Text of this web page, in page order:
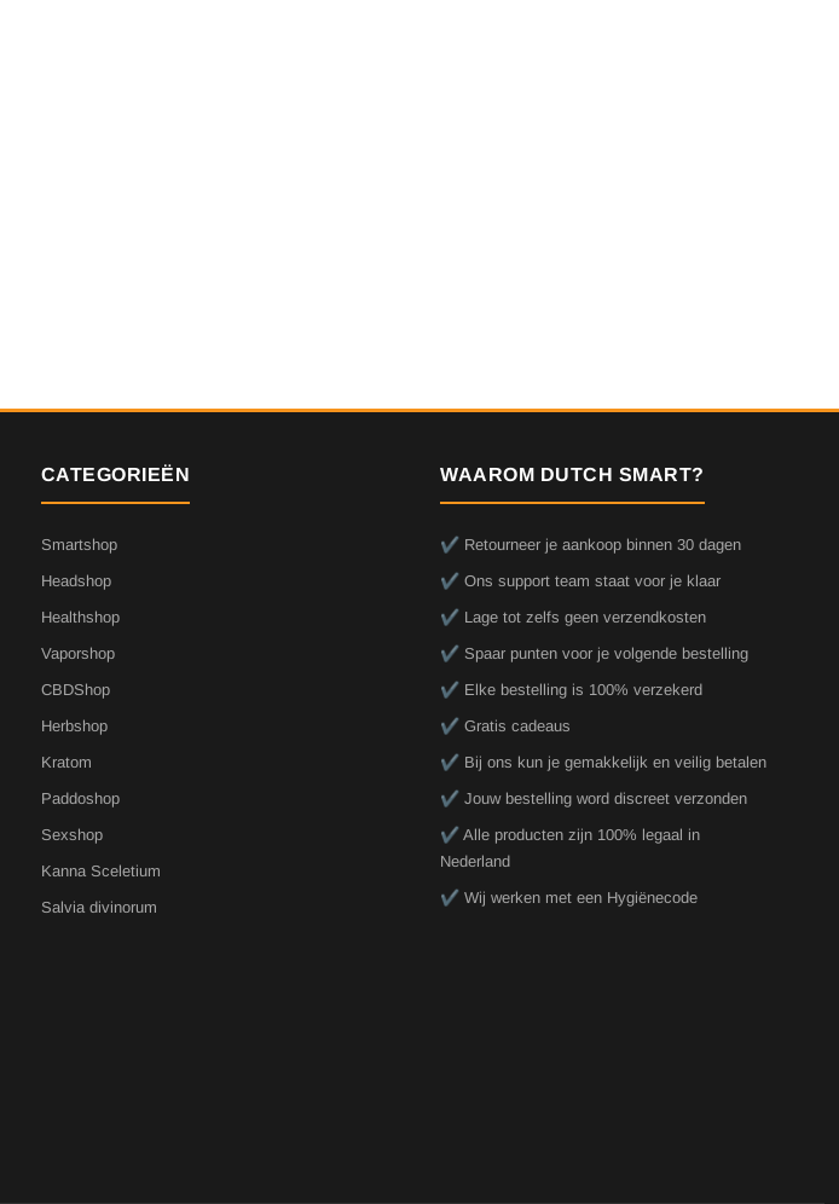
CATEGORIEËN
Smartshop
Headshop
Healthshop
Vaporshop
CBDShop
Herbshop
Kratom
Paddoshop
Sexshop
Kanna Sceletium
Salvia divinorum
WAAROM DUTCH SMART?
✔️ Retourneer je aankoop binnen 30 dagen
✔️ Ons support team staat voor je klaar
✔️ Lage tot zelfs geen verzendkosten
✔️ Spaar punten voor je volgende bestelling
✔️ Elke bestelling is 100% verzekerd
✔️ Gratis cadeaus
✔️ Bij ons kun je gemakkelijk en veilig betalen
✔️ Jouw bestelling word discreet verzonden
✔️ Alle producten zijn 100% legaal in
Nederland
✔️ Wij werken met een Hygiënecode